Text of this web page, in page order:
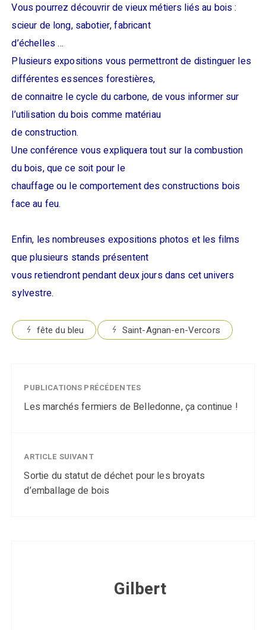
Vous pourrez découvrir de vieux métiers liés au bois :
scieur de long, sabotier, fabricant
d’échelles …
Plusieurs expositions vous permettront de distinguer les
différentes essences forestières,
de connaitre le cycle du carbone, de vous informer sur
l’utilisation du bois comme matériau
de construction.
Une conférence vous expliquera tout sur la combustion
du bois, que ce soit pour le
chauffage ou le comportement des constructions bois
face au feu.
Enfin, les nombreuses expositions photos et les films
que plusieurs stands présentent
vous retiendront pendant deux jours dans cet univers
sylvestre.
fête du bleu Saint-Agnan-en-Vercors
PUBLICATIONS PRÉCÉDENTES
Les marchés fermiers de Belledonne, ça continue !
ARTICLE SUIVANT
Sortie du statut de déchet pour les broyats
d’emballage de bois
Gilbert